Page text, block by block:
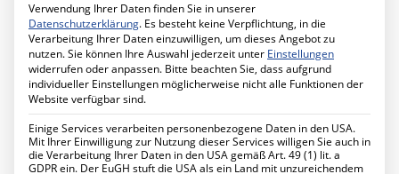
Ihr Projekt mit uns
Schule Digital
Unterricht digital gestalten
Ihr Projekt mit uns
Cabling Solutions
Strukturierte Verkabelung im Gebäude
Ihr Projekt mit uns
Datenschutz
Datenschutz für Ihr Unternehmen
Ihr Projekt mit uns
Verwendung Ihrer Daten finden Sie in unserer
Datenschutzerklärung. Es besteht keine Verpflichtung, in die
Verarbeitung Ihrer Daten einzuwilligen, um dieses Angebot zu
nutzen.Sie können Ihre Auswahl jederzeit unter Einstellungen
widerrufen oder anpassen. Bitte beachten Sie, dass aufgrund
individueller Einstellungen möglicherweise nicht alle Funktionen der
Website verfügbar sind.
Einige Services verarbeiten personenbezogene Daten in den USA.
Mit Ihrer Einwilligung zur Nutzung dieser Services willigen Sie auch in
die Verarbeitung Ihrer Daten in den USA gemäß Art. 49 (1) lit. a
GDPR ein. Der EuGH stuft die USA als ein Land mit unzureichendem